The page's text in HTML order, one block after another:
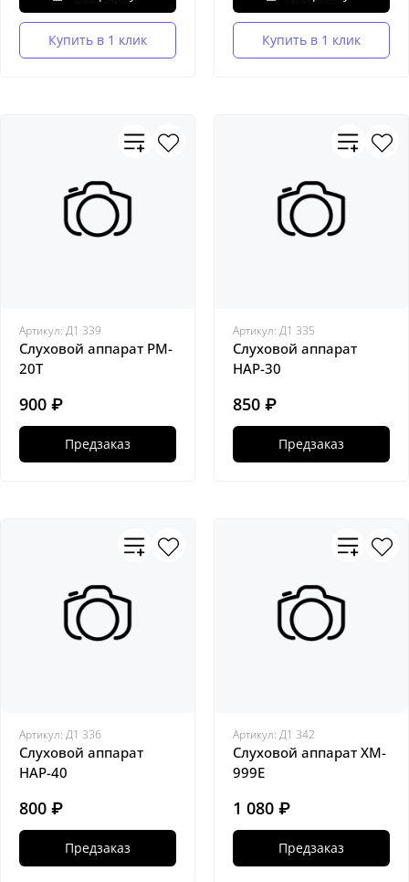
Купить в 1 клик Купить в 1 клик
Артикул: Д1 339
Слуховой аппарат PM-
20T
900 ₽
Предзаказ
Артикул: Д1 335
Слуховой аппарат
HAP-30
850 ₽
Предзаказ
Артикул: Д1 336
Слуховой аппарат
HAP-40
800 ₽
Предзаказ
Артикул: Д1 342
Слуховой аппарат XM-
999E
1 080 ₽
Предзаказ